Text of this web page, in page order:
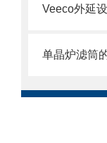
Veeco外延
单晶炉滤筒